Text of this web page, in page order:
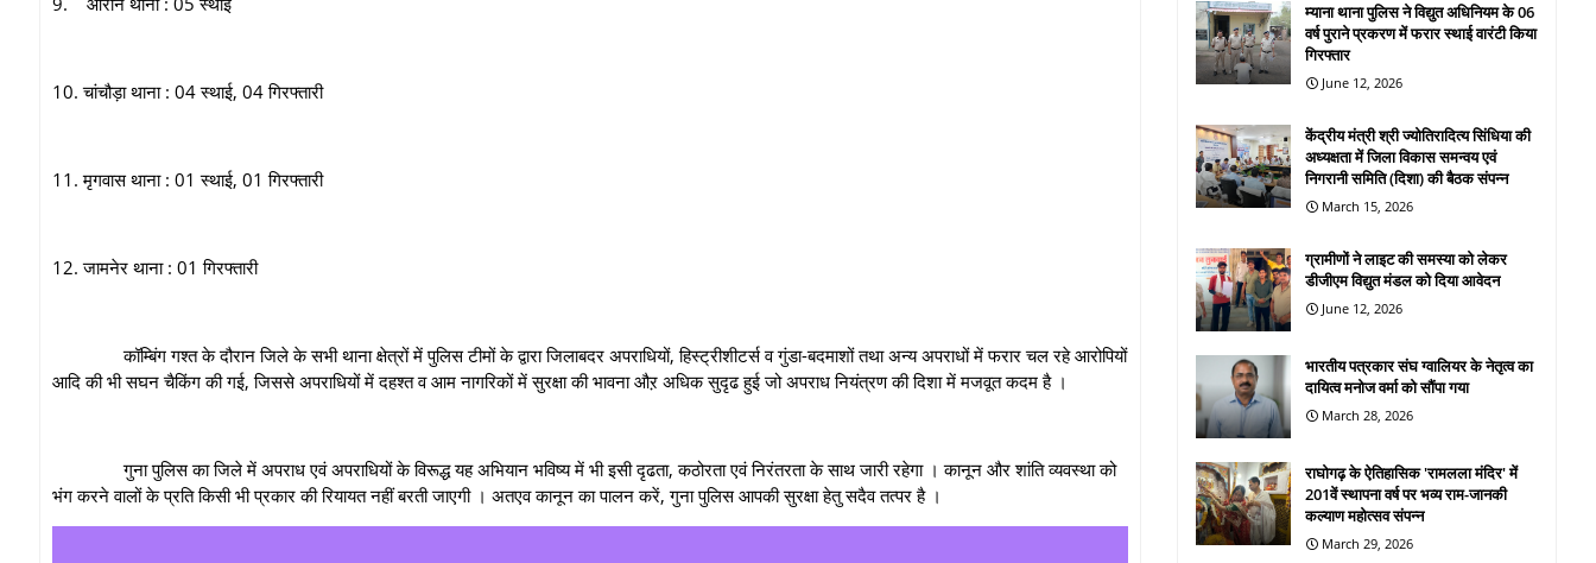
10. चांचौड़ा थाना : 04 स्थाई, 04 गिरफ्तारी
11. मृगवास थाना : 01 स्थाई, 01 गिरफ्तारी
12. जामनेर थाना : 01 गिरफ्तारी
कॉम्बिंग गश्त के दौरान जिले के सभी थाना क्षेत्रों में पुलिस टीमों के द्वारा जिलाबदर अपराधियों, हिस्ट्रीशीटर्स व गुंडा-बदमाशों तथा अन्य अपराधों में फरार चल रहे आरोपियों
आदि की भी सघन चैकिंग की गई, जिससे अपराधियों में दहश्त व आम नागरिकों में सुरक्षा की भावना औऱ अधिक सुदृढ हुई जो अपराध नियंत्रण की दिशा में मजवूत कदम है ।
गुना पुलिस का जिले में अपराध एवं अपराधियों के विरूद्ध यह अभियान भविष्य में भी इसी दृढता, कठोरता एवं निरंतरता के साथ जारी रहेगा । कानून और शांति व्यवस्था को
भंग करने वालों के प्रति किसी भी प्रकार की रियायत नहीं बरती जाएगी । अतएव कानून का पालन करें, गुना पुलिस आपकी सुरक्षा हेतु सदैव तत्पर है ।
म्याना थाना पुलिस ने विद्युत अधिनियम के 06
वर्ष पुराने प्रकरण में फरार स्थाई वारंटी किया
गिरफ्तार
June 12, 2026
केंद्रीय मंत्री श्री ज्योतिरादित्य सिंधिया की
अध्यक्षता में जिला विकास समन्वय एवं
निगरानी समिति (दिशा) की बैठक संपन्न
March 15, 2026
ग्रामीणों ने लाइट की समस्या को लेकर
डीजीएम विद्युत मंडल को दिया आवेदन
June 12, 2026
भारतीय पत्रकार संघ ग्वालियर के नेतृत्व का
दायित्व मनोज वर्मा को सौंपा गया
March 28, 2026
राघोगढ़ के ऐतिहासिक 'रामलला मंदिर' में
201वें स्थापना वर्ष पर भव्य राम-जानकी
कल्याण महोत्सव संपन्न
March 29, 2026